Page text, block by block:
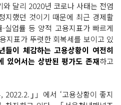
달리 2020년 코로나 사태는 전염
지했던 것이기 때문에 최근 경제활
실업률 등 양적 고용지표가 빠르게
지표가 뚜렷한 회복세를 보이고 있
들이 체감하는 고용상황이 여전히
있어서는 상반된 평가도 존재하고
2022.2.｣」에서 ‘고용상황이 좋지